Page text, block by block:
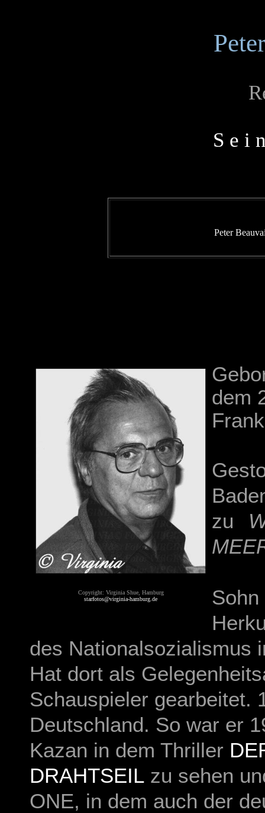
S e i
Peter
Copyright: Virginia Shue, Hamburg
starfotos@virginia-hamburg.de
dem
zu
des Nationalsozialismus
Hat dort als
Schauspieler gearbeitet.
Deutschland. So war er
Kazan in dem Thriller
DRAHTSEIL zu sehen
ONE, in dem auch der